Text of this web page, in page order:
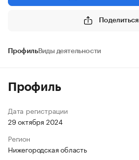
Поделиться
ПрофильВиды деятельности
Профиль
Дата регистрации
29 октября 2024
Регион
Нижегородская область